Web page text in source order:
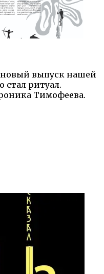
новый выпуск нашей
стал ритуал.
Тимофеева.